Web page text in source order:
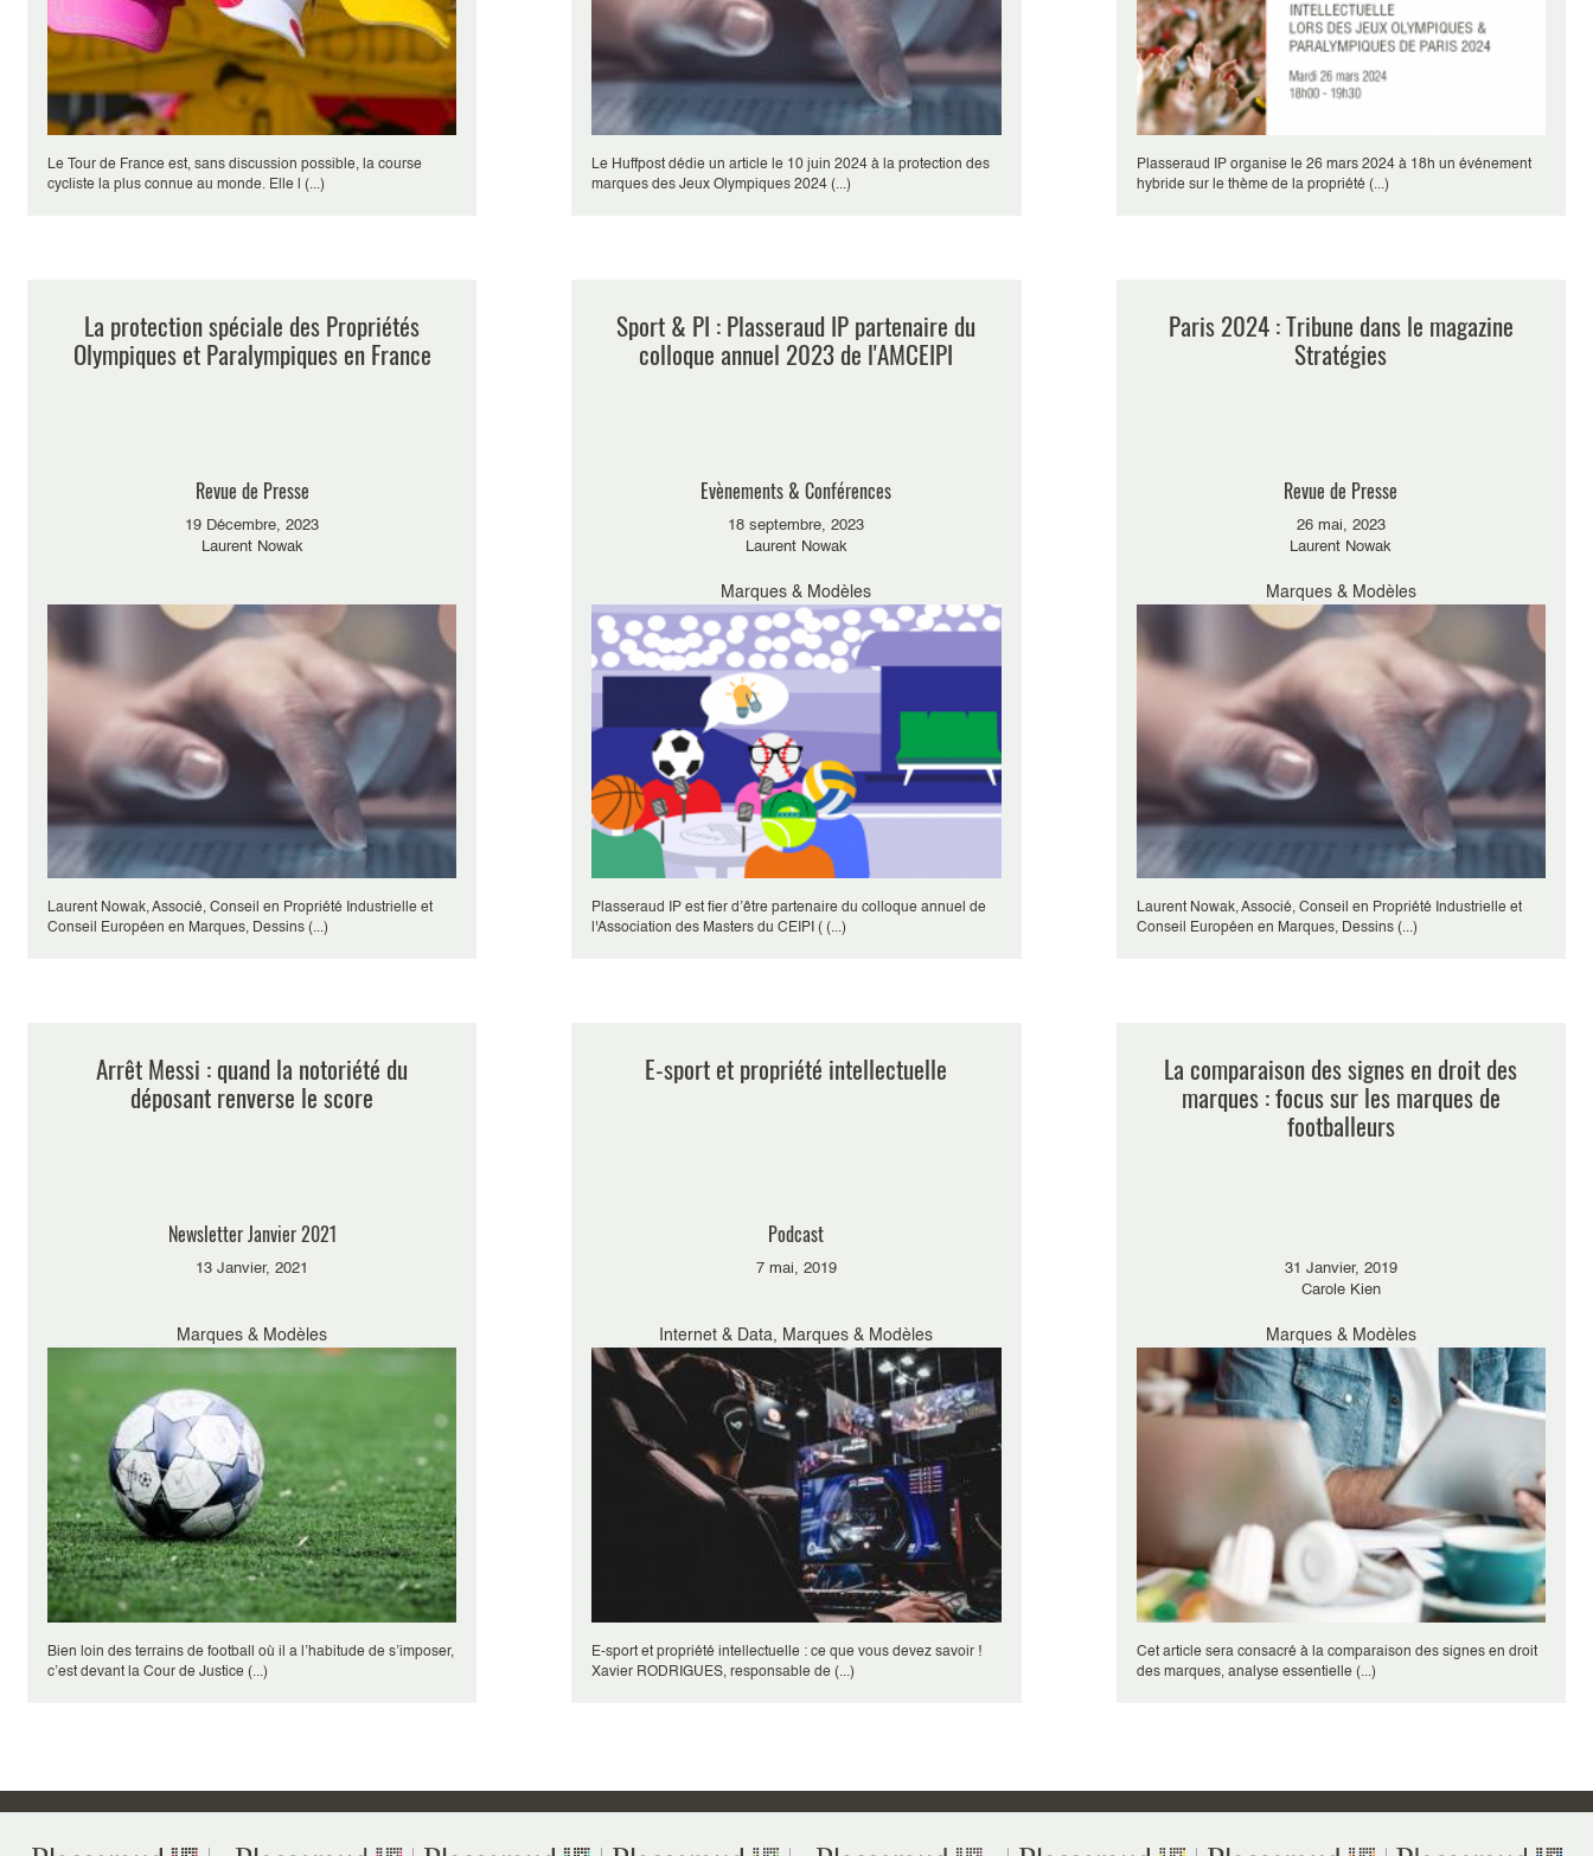
Le Tour de France est, sans discussion possible, la course
cycliste la plus connue au monde. Elle l (...)
Le Huffpost dédie un article le 10 juin 2024 à la protection des
marques des Jeux Olympiques 2024 (...)
Plasseraud IP organise le 26 mars 2024 à 18h un événement
hybride sur le thème de la propriété (...)
La protection spéciale des Propriétés
Olympiques et Paralympiques en France
Revue de Presse
19 Décembre, 2023
Laurent Nowak
Laurent Nowak, Associé, Conseil en Propriété Industrielle et
Conseil Européen en Marques, Dessins (...)
Sport & PI : Plasseraud IP partenaire du
colloque annuel 2023 de l'AMCEIPI
Evènements & Conférences
18 septembre, 2023
Laurent Nowak
Marques & Modèles
Plasseraud IP est fier d’être partenaire du colloque annuel de
l'Association des Masters du CEIPI ( (...)
Paris 2024 : Tribune dans le magazine
Stratégies
Revue de Presse
26 mai, 2023
Laurent Nowak
Marques & Modèles
Laurent Nowak, Associé, Conseil en Propriété Industrielle et
Conseil Européen en Marques, Dessins (...)
Arrêt Messi : quand la notoriété du
déposant renverse le score
Newsletter Janvier 2021
13 Janvier, 2021
Marques & Modèles
Bien loin des terrains de football où il a l’habitude de s’imposer,
c’est devant la Cour de Justice (...)
E-sport et propriété intellectuelle
Podcast
7 mai, 2019
Internet & Data, Marques & Modèles
E-sport et propriété intellectuelle : ce que vous devez savoir !
Xavier RODRIGUES, responsable de (...)
La comparaison des signes en droit des
marques : focus sur les marques de
footballeurs
31 Janvier, 2019
Carole Kien
Marques & Modèles
Cet article sera consacré à la comparaison des signes en droit
des marques, analyse essentielle (...)